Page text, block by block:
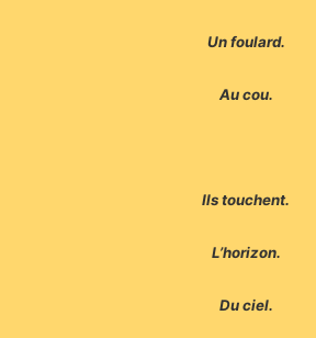
Un foulard.
Au cou.
Ils touchent.
L’horizon.
Du ciel.